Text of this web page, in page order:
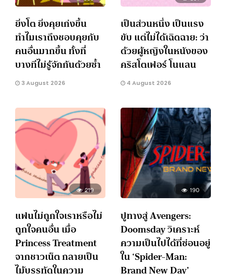
ยิ่งโต ยิ่งคุยเก่งขึ้น
ทำไมเราถึงชอบคุยกับ
คนอื่นมากขึ้น ทั้งที่
บางทีไม่รู้จักกันด้วยซ้ำ
3 August 2026
เป็นส่วนหนึ่ง เป็นแรง
ขับ แต่ไม่ได้เฉิดฉาย: ว่า
ด้วยผู้หญิงในหนังของ
คริสโตเฟอร์ โนแลน
4 August 2026
219
แฟนไม่ถูกใจเราหรือไม่
ถูกใจคนอื่น เมื่อ
Princess Treatment
จากชาวเน็ต กลายเป็น
ไม้บรรทัดในความ
190
ปูทางสู่ Avengers:
Doomsday วิเคราะห์
ความเป็นไปได้ที่ซ่อนอยู่
ใน ‘Spider-Man:
Brand New Day’